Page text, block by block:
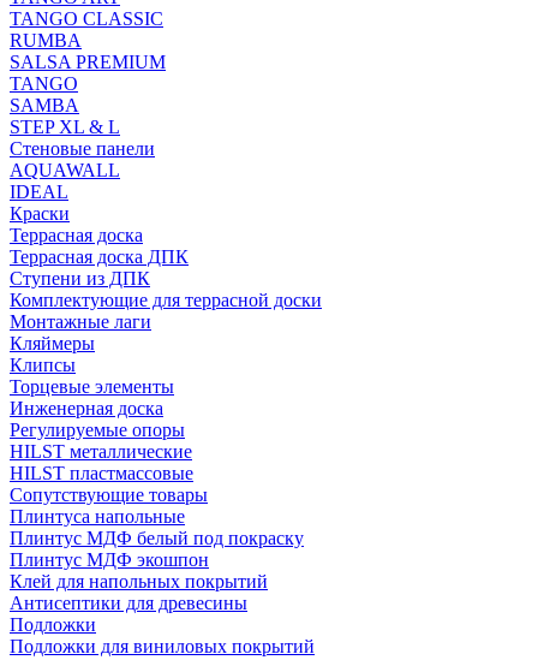
TANGO CLASSIC
RUMBA
SALSA PREMIUM
TANGO
SAMBA
STEP XL & L
Стеновые панели
AQUAWALL
IDEAL
Краски
Террасная доска
Террасная доска ДПК
Ступени из ДПК
Комплектующие для террасной доски
Монтажные лаги
Кляймеры
Клипсы
Торцевые элементы
Инженерная доска
Регулируемые опоры
HILST металлические
HILST пластмассовые
Сопутствующие товары
Плинтуса напольные
Плинтус МДФ белый под покраску
Плинтус МДФ экошпон
Клей для напольных покрытий
Антисептики для древесины
Подложки
Подложки для виниловых покрытий